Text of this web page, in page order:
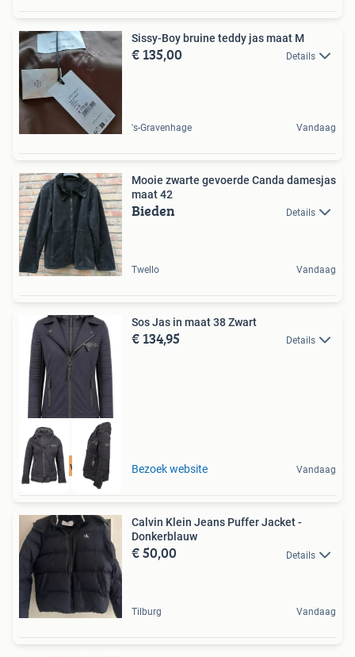
Sissy-Boy bruine teddy jas maat M
€ 135,00 Details
's-Gravenhage Vandaag
Mooie zwarte gevoerde Canda damesjas
maat 42
Bieden Details
Twello Vandaag
Tot 75% voordeel
Sos Jas in maat 38 Zwart
€ 134,95 Details
Bezoek website Vandaag
Calvin Klein Jeans Puffer Jacket -
Donkerblauw
€ 50,00 Details
Tilburg Vandaag